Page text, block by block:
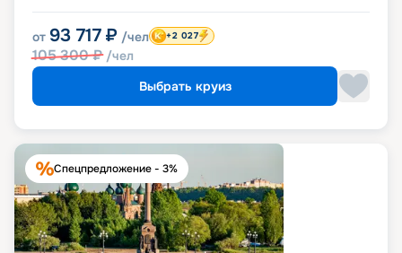
от 93 717 ₽ /чел
105 300₽ /чел
+2 027
Выбрать круиз
Спецпредложение - 3%